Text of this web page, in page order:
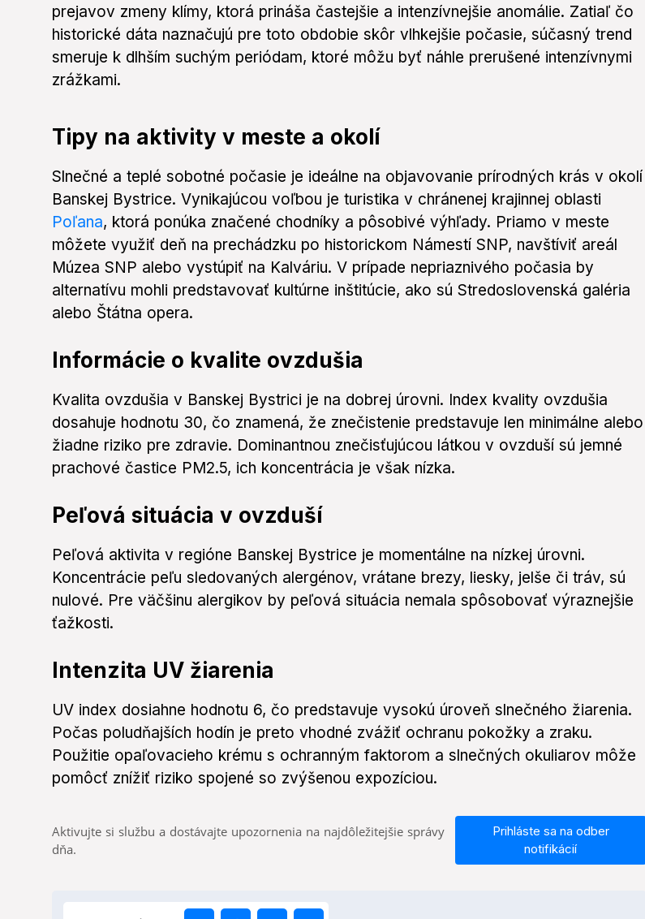
prejavov zmeny klímy, ktorá prináša častejšie a intenzívnejšie anomálie. Zatiaľ čo
historické dáta naznačujú pre toto obdobie skôr vlhkejšie počasie, súčasný trend
smeruje k dlhším suchým periódam, ktoré môžu byť náhle prerušené intenzívnymi
zrážkami.
Tipy na aktivity v meste a okolí
Slnečné a teplé sobotné počasie je ideálne na objavovanie prírodných krás v okolí
Banskej Bystrice. Vynikajúcou voľbou je turistika v chránenej krajinnej oblasti
Poľana, ktorá ponúka značené chodníky a pôsobivé výhľady. Priamo v meste
môžete využiť deň na prechádzku po historickom Námestí SNP, navštíviť areál
Múzea SNP alebo vystúpiť na Kalváriu. V prípade nepriaznivého počasia by
alternatívu mohli predstavovať kultúrne inštitúcie, ako sú Stredoslovenská galéria
alebo Štátna opera.
Informácie o kvalite ovzdušia
Kvalita ovzdušia v Banskej Bystrici je na dobrej úrovni. Index kvality ovzdušia
dosahuje hodnotu 30, čo znamená, že znečistenie predstavuje len minimálne alebo
žiadne riziko pre zdravie. Dominantnou znečisťujúcou látkou v ovzduší sú jemné
prachové častice PM2.5, ich koncentrácia je však nízka.
Peľová situácia v ovzduší
Peľová aktivita v regióne Banskej Bystrice je momentálne na nízkej úrovni.
Koncentrácie peľu sledovaných alergénov, vrátane brezy, liesky, jelše či tráv, sú
nulové. Pre väčšinu alergikov by peľová situácia nemala spôsobovať výraznejšie
ťažkosti.
Intenzita UV žiarenia
UV index dosiahne hodnotu 6, čo predstavuje vysokú úroveň slnečného žiarenia.
Počas poludňajších hodín je preto vhodné zvážiť ochranu pokožky a zraku.
Použitie opaľovacieho krému s ochranným faktorom a slnečných okuliarov môže
pomôcť znížiť riziko spojené so zvýšenou expozíciou.
Aktivujte si službu a dostávajte upozornenia na najdôležitejšie správy
dňa.
Prihláste sa na odber
notifikácií